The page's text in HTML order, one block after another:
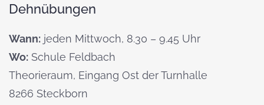
Dehnübungen
Wann: jeden Mittwoch, 8.30 – 9.45 Uhr
Wo: Schule Feldbach
Theorieraum, Eingang Ost der Turnhalle
8266 Steckborn